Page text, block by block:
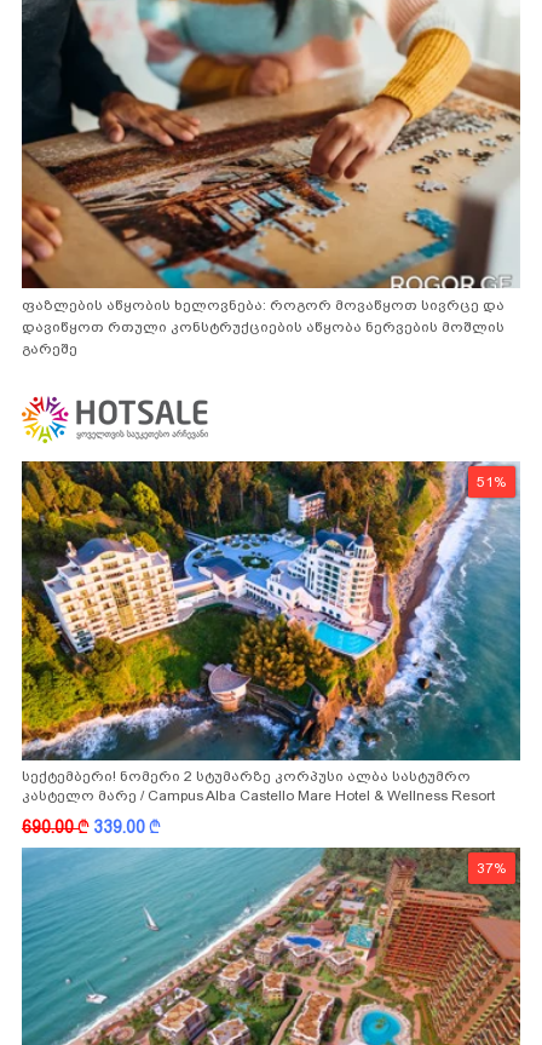
ფაზლების აწყობის ხელოვნება: როგორ მოვაწყოთ სივრცე და
დავიწყოთ რთული კონსტრუქციების აწყობა ნერვების მოშლის
გარეშე
51%
სექტემბერი! ნომერი 2 სტუმარზე კორპუსი ალბა სასტუმრო
კასტელო მარე / Campus Alba Castello Mare Hotel & Wellness Resort
690.00k 339.00k
37%